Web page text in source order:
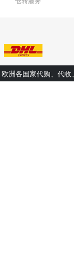
欧洲各国家代购、代